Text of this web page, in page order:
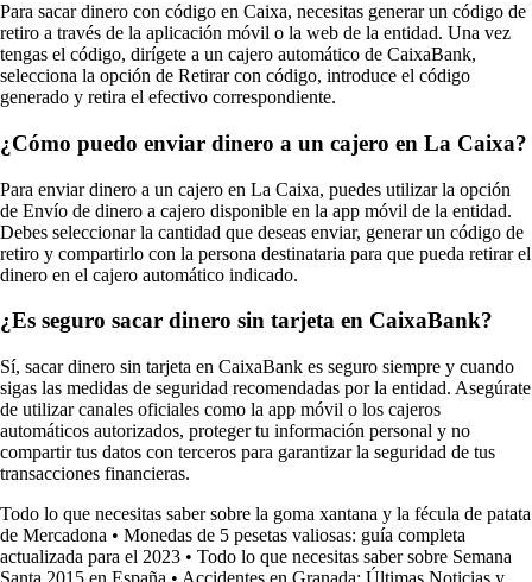
Para sacar dinero con código en Caixa, necesitas generar un código de
retiro a través de la aplicación móvil o la web de la entidad. Una vez
tengas el código, dirígete a un cajero automático de CaixaBank,
selecciona la opción de Retirar con código, introduce el código
generado y retira el efectivo correspondiente.
¿Cómo puedo enviar dinero a un cajero en La Caixa?
Para enviar dinero a un cajero en La Caixa, puedes utilizar la opción
de Envío de dinero a cajero disponible en la app móvil de la entidad.
Debes seleccionar la cantidad que deseas enviar, generar un código de
retiro y compartirlo con la persona destinataria para que pueda retirar el
dinero en el cajero automático indicado.
¿Es seguro sacar dinero sin tarjeta en CaixaBank?
Sí, sacar dinero sin tarjeta en CaixaBank es seguro siempre y cuando
sigas las medidas de seguridad recomendadas por la entidad. Asegúrate
de utilizar canales oficiales como la app móvil o los cajeros
automáticos autorizados, proteger tu información personal y no
compartir tus datos con terceros para garantizar la seguridad de tus
transacciones financieras.
Todo lo que necesitas saber sobre la goma xantana y la fécula de patata
de Mercadona • Monedas de 5 pesetas valiosas: guía completa
actualizada para el 2023 • Todo lo que necesitas saber sobre Semana
Santa 2015 en España • Accidentes en Granada: Últimas Noticias y